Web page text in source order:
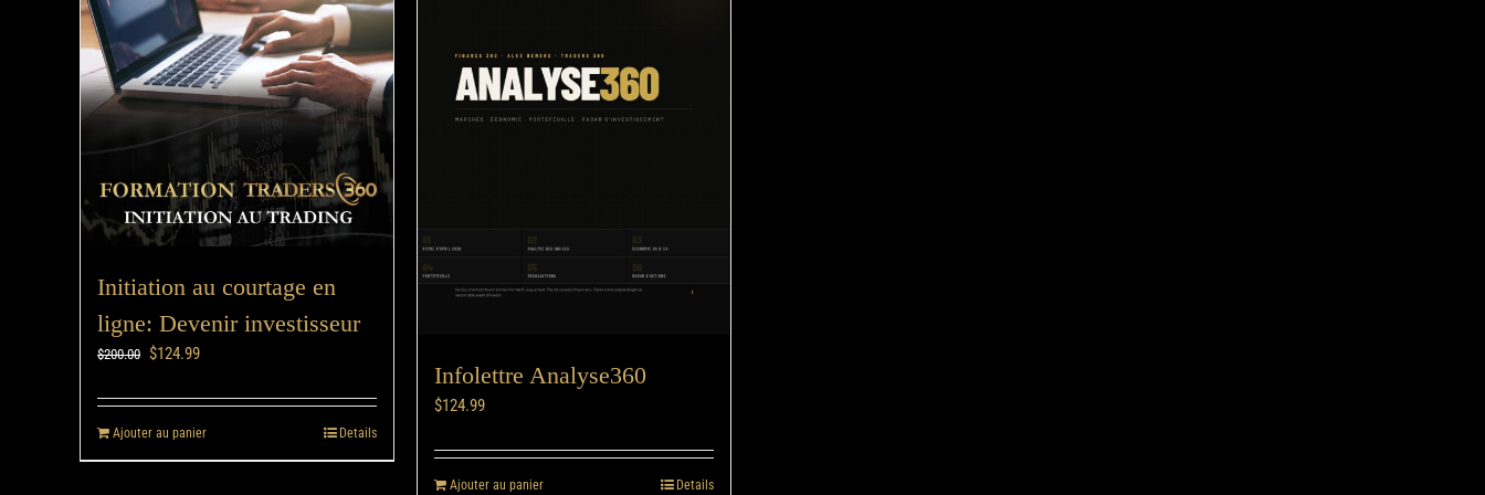
Initiation au courtage en
ligne: Devenir investisseur
$200.00 $124.99
Ajouter au panier Details
Infolettre Analyse360
$124.99
Ajouter au panier Details